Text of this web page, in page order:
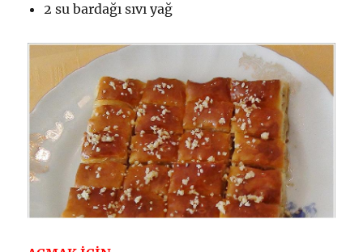
2 su bardağı sıvı yağ